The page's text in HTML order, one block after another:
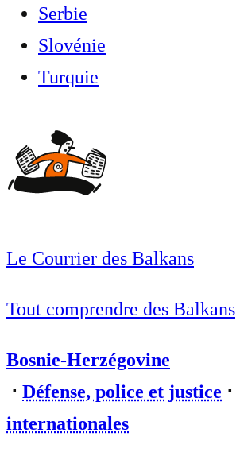
Serbie
Slovénie
Turquie
Le Courrier des Balkans
Tout comprendre des Balkans
Bosnie-Herzégovine
⋅ Défense, police et justice ⋅
internationales